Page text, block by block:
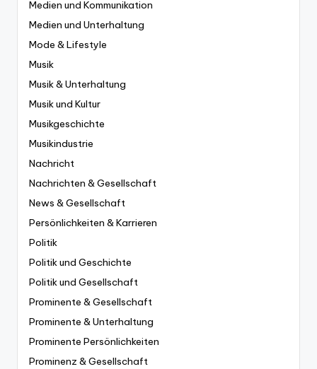
Medien und Kommunikation
Medien und Unterhaltung
Mode & Lifestyle
Musik
Musik & Unterhaltung
Musik und Kultur
Musikgeschichte
Musikindustrie
Nachricht
Nachrichten & Gesellschaft
News & Gesellschaft
Persönlichkeiten & Karrieren
Politik
Politik und Geschichte
Politik und Gesellschaft
Prominente & Gesellschaft
Prominente & Unterhaltung
Prominente Persönlichkeiten
Prominenz & Gesellschaft